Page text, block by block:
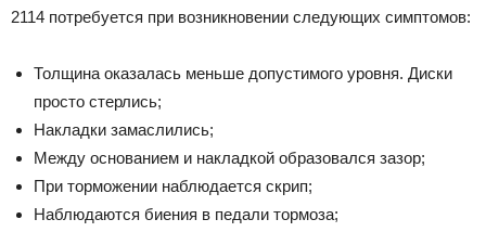
2114 потребуется при возникновении следующих симптомов:
Толщина оказалась меньше допустимого уровня. Диски
просто стерлись;
Накладки замаслились;
Между основанием и накладкой образовался зазор;
При торможении наблюдается скрип;
Наблюдаются биения в педали тормоза;